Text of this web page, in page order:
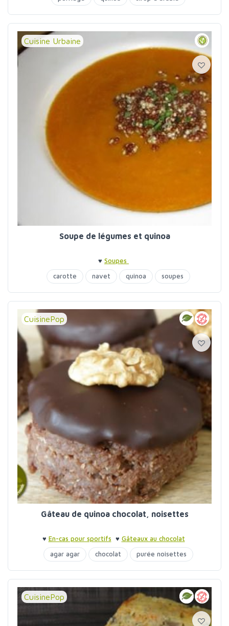
Cuisine Urbaine
Soupe de légumes et quinoa
♥ Soupes
carotte
navet quinoa soupes
CuisinePop
Gâteau de quinoa chocolat, noisettes
♥ En-cas pour sportifs ♥ Gâteaux au chocolat
agar agar
chocolat purée noisettes
quinoa sirop d'agave
CuisinePop